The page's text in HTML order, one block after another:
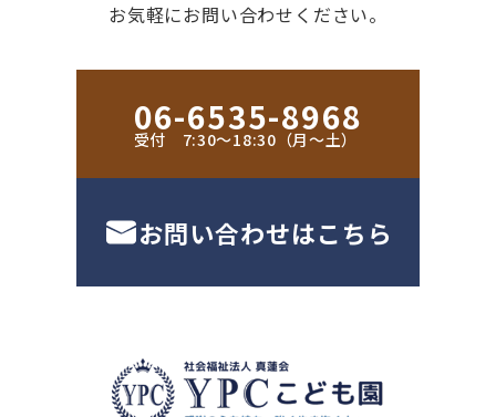
お気軽にお問い合わせください。
06-6535-8968
受付 7:30〜18:30（月〜土）
お問い合わせはこちら